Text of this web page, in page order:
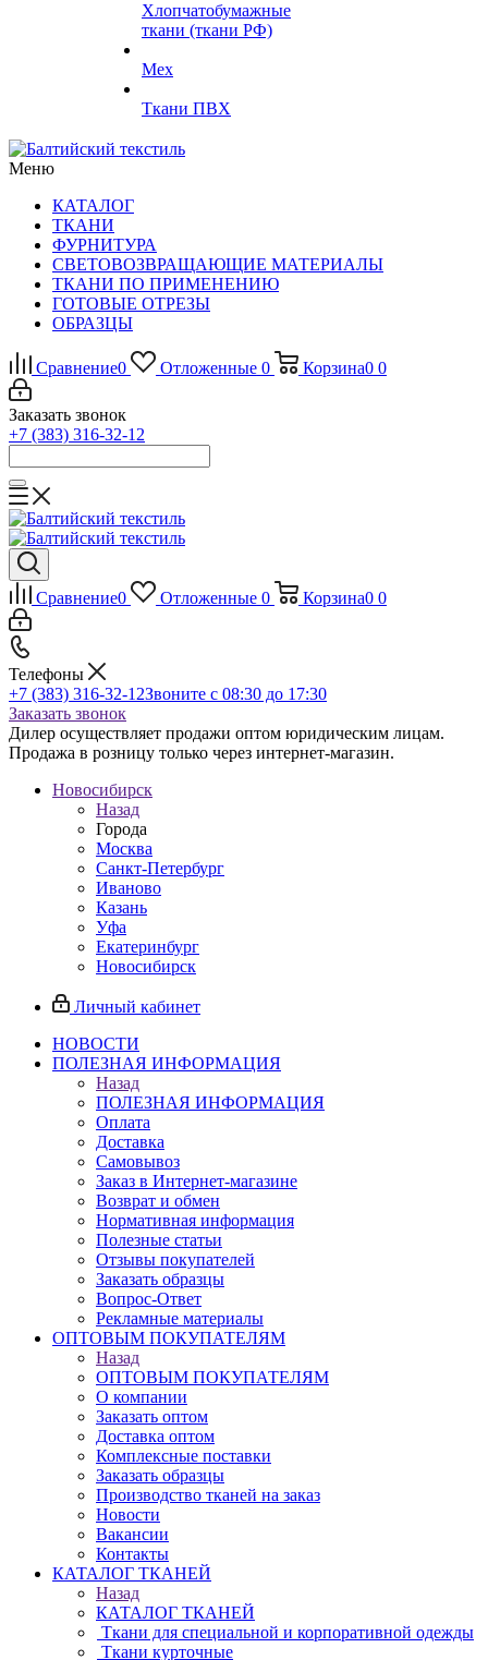
Хлопчатобумажные
ткани (ткани РФ)
Мех
Ткани ПВХ
Меню
КАТАЛОГ
ТКАНИ
ФУРНИТУРА
СВЕТОВОЗВРАЩАЮЩИЕ МАТЕРИАЛЫ
ТКАНИ ПО ПРИМЕНЕНИЮ
ГОТОВЫЕ ОТРЕЗЫ
ОБРАЗЦЫ
Сравнение0 Отложенные 0 Корзина0 0
Заказать звонок
+7 (383) 316-32-12
Сравнение0 Отложенные 0 Корзина0 0
Телефоны
+7 (383) 316-32-12Звоните с 08:30 до 17:30
Заказать звонок
Дилер осуществляет продажи оптом юридическим лицам.
Продажа в розницу только через интернет-магазин.
Новосибирск
Назад
Города
Москва
Санкт-Петербург
Иваново
Казань
Уфа
Екатеринбург
Новосибирск
Личный кабинет
НОВОСТИ
ПОЛЕЗНАЯ ИНФОРМАЦИЯ
Назад
ПОЛЕЗНАЯ ИНФОРМАЦИЯ
Оплата
Доставка
Самовывоз
Заказ в Интернет-магазине
Возврат и обмен
Нормативная информация
Полезные статьи
Отзывы покупателей
Заказать образцы
Вопрос-Ответ
Рекламные материалы
ОПТОВЫМ ПОКУПАТЕЛЯМ
Назад
ОПТОВЫМ ПОКУПАТЕЛЯМ
О компании
Заказать оптом
Доставка оптом
Комплексные поставки
Заказать образцы
Производство тканей на заказ
Новости
Вакансии
Контакты
КАТАЛОГ ТКАНЕЙ
Назад
КАТАЛОГ ТКАНЕЙ
Ткани для специальной и корпоративной одежды
Ткани курточные